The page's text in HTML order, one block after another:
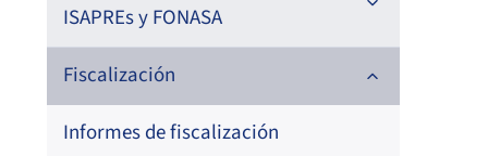
ISAPREs y FONASA
Compendio Beneficios
Compendio de Archivos Maestros
Fiscalización
Informes de fiscalización